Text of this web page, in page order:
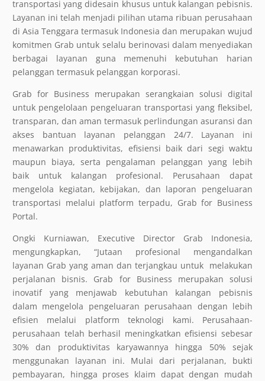
transportasi yang didesain khusus untuk kalangan pebisnis.
Layanan ini telah menjadi pilihan utama ribuan perusahaan
di Asia Tenggara termasuk Indonesia dan merupakan wujud
komitmen Grab untuk selalu berinovasi dalam menyediakan
berbagai layanan guna memenuhi kebutuhan harian
pelanggan termasuk pelanggan korporasi.
Grab for Business merupakan serangkaian solusi digital
untuk pengelolaan pengeluaran transportasi yang fleksibel,
transparan, dan aman termasuk perlindungan asuransi dan
akses bantuan layanan pelanggan 24/7. Layanan ini
menawarkan produktivitas, efisiensi baik dari segi waktu
maupun biaya, serta pengalaman pelanggan yang lebih
baik untuk kalangan profesional. Perusahaan dapat
mengelola kegiatan, kebijakan, dan laporan pengeluaran
transportasi melalui platform terpadu, Grab for Business
Portal.
Ongki Kurniawan, Executive Director Grab Indonesia,
mengungkapkan, “Jutaan profesional mengandalkan
layanan Grab yang aman dan terjangkau untuk melakukan
perjalanan bisnis. Grab for Business merupakan solusi
inovatif yang menjawab kebutuhan kalangan pebisnis
dalam mengelola pengeluaran perusahaan dengan lebih
efisien melalui platform teknologi kami. Perusahaan-
perusahaan telah berhasil meningkatkan efisiensi sebesar
30% dan produktivitas karyawannya hingga 50% sejak
menggunakan layanan ini. Mulai dari perjalanan, bukti
pembayaran, hingga proses klaim dapat dengan mudah